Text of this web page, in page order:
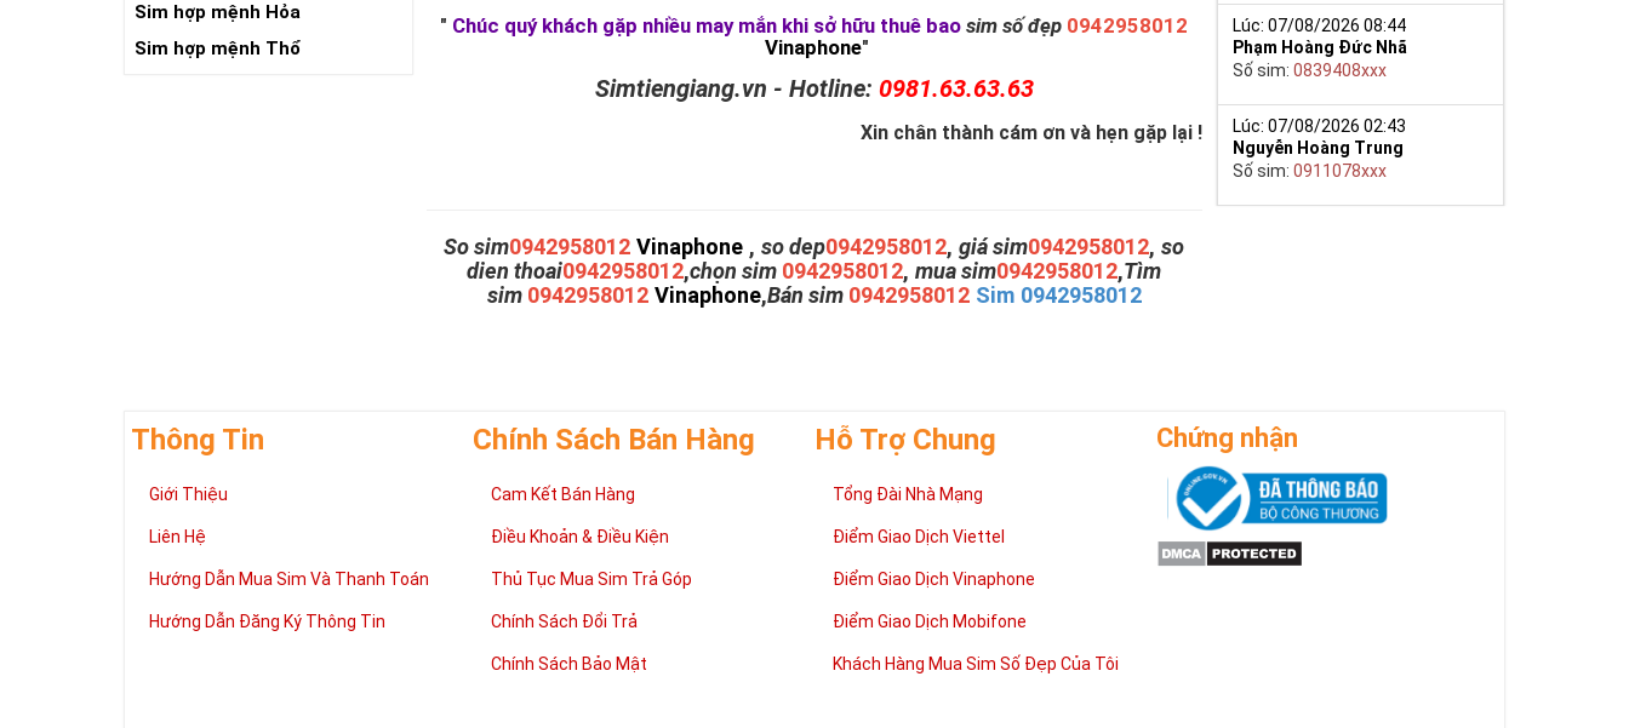
Sim hợp mệnh Hỏa
Sim hợp mệnh Thổ
" Chúc quý khách gặp nhiều may mắn khi sở hữu thuê baosim số đẹp 0942958012
Vinaphone"
Simtiengiang.vn - Hotline: 0981.63.63.63
Xin chân thành cám ơn và hẹn gặp lại !
So sim0942958012Vinaphone ,so dep0942958012,giá sim0942958012,so
dien thoai0942958012,chọn sim 0942958012,mua sim0942958012,Tìm
sim 0942958012 Vinaphone,Bán sim 0942958012 Sim 0942958012
Lúc: 07/08/2026 08:44
Phạm Hoàng Đức Nhã
Số sim:0839408xxx
Lúc: 07/08/2026 02:43
Nguyễn Hoàng Trung
Số sim:0911078xxx
Thông Tin
Giới Thiệu
Liên Hệ
Hướng Dẫn Mua Sim Và Thanh Toán
Hướng Dẫn Đăng Ký Thông Tin
Chính Sách Bán Hàng
Cam Kết Bán Hàng
Điều Khoản & Điều Kiện
Thủ Tục Mua Sim Trả Góp
Chính Sách Đổi Trả
Chính Sách Bảo Mật
Hỗ Trợ Chung
Tổng Đài Nhà Mạng
Điểm Giao Dịch Viettel
Điểm Giao Dịch Vinaphone
Điểm Giao Dịch Mobifone
Khách Hàng Mua Sim Số Đẹp Của Tôi
Chứng nhận